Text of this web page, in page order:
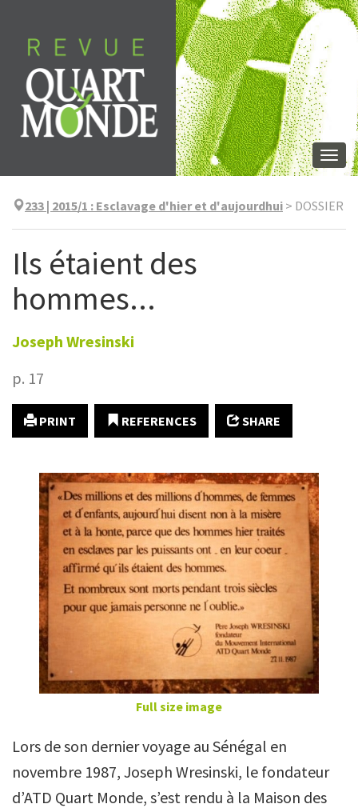
content
233 | 2015/1 : Esclavage d'hier et d'aujourdhui > DOSSIER
Ils étaient des
hommes...
Joseph Wresinski
p. 17
PRINT REFERENCES SHARE
Full size image
Lors de son dernier voyage au Sénégal en
novembre 1987, Joseph Wresinski, le fondateur
d’ATD Quart Monde, s’est rendu à la Maison des